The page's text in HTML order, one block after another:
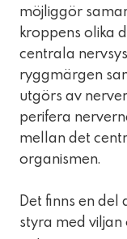
möjliggör
kroppens olika
centrala
ryggmärgen
utgörs av
perifera
mellan det
organismen.
Det finns en del
styra med